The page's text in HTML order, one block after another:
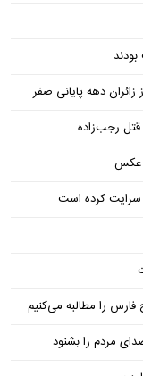
دهه پایانی صفر
قتل رجب‌زاده
+عکس
سرایت کرده است
را مطالبه‌ می‌کنیم
مردم را بشنود